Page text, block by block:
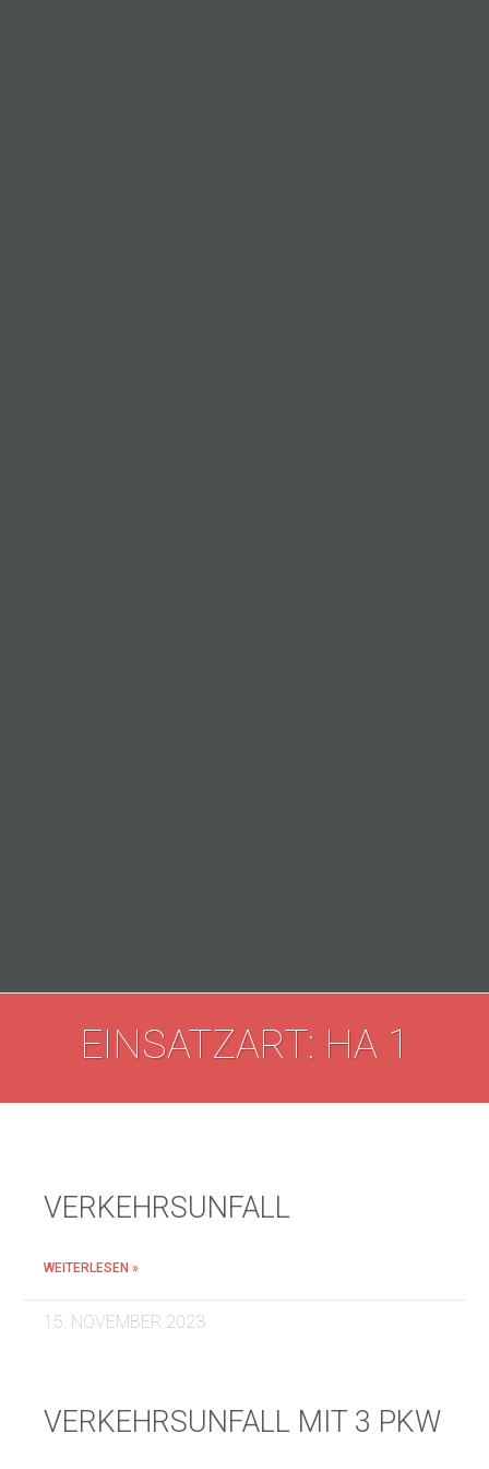
EINSATZART: HA 1
VERKEHRSUNFALL
WEITERLESEN »
15. NOVEMBER 2023
VERKEHRSUNFALL MIT 3 PKW